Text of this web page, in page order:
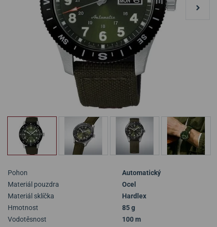
Pohon
Automatický
Materiál pouzdra
Ocel
Materiál sklíčka
Hardlex
Hmotnost
85 g
Vodotěsnost
100 m